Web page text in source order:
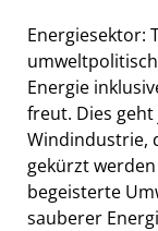
Energiesektor:
Energie
freut. Dies
Windindustrie,
gekürzt
begeisterte
sauberer